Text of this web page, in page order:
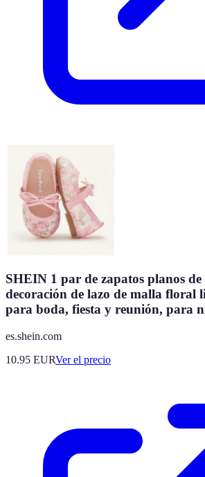
SHEIN 1 par de zapatos planos de
decoración de lazo de malla floral
para boda, fiesta y reunión, para
es.shein.com
10.95 EURVer el precio